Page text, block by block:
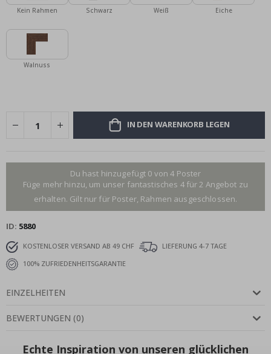
Kein Rahmen Schwarz Weiß Eiche
Walnuss
IN DEN WARENKORB LEGEN
Du hast hinzugefügt 0 von 4 Poster
Füge mehr hinzu, um unser fantastisches 4 für 2 Angebot zu
erhalten. Gilt nur für Poster, Rahmen ausgeschlossen.
ID 5880
KOSTENLOSER VERSAND AB 49 CHF
LIEFERUNG 4-7 TAGE
100% ZUFRIEDENHEITSGARANTIE
EINZELHEITEN
BEWERTUNGEN (0)
Echte Inspiration von unseren glücklichen